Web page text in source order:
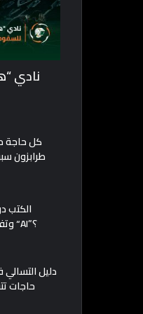
نادي
كل حاجة
طرابزون
الكتب
وتفيدك.. ولا تعلم الـ “AI”؟
دليل
حاجات